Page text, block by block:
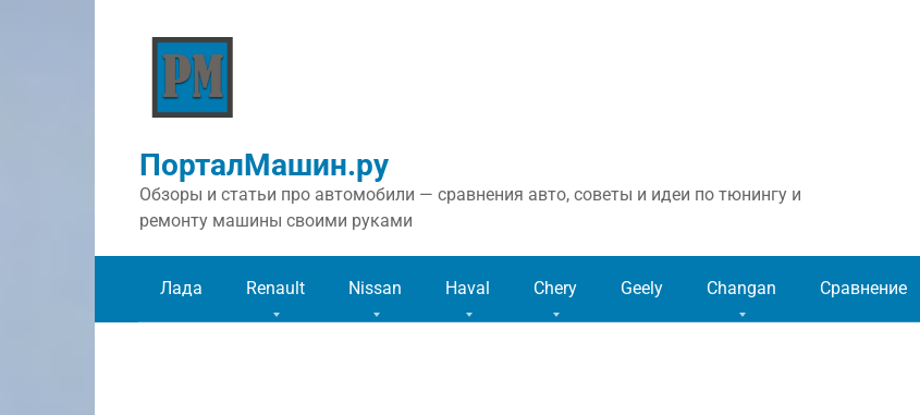
ПорталМашин.ру
Обзоры и статьи про автомобили — сравнения авто, советы и идеи по тюнингу и
ремонту машины своими руками
Лада Renault Nissan Haval Chery Geely Changan Сравнение